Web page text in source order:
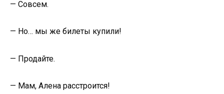
— Совсем.
— Но… мы же билеты купили!
— Продайте.
— Мам, Алена расстроится!